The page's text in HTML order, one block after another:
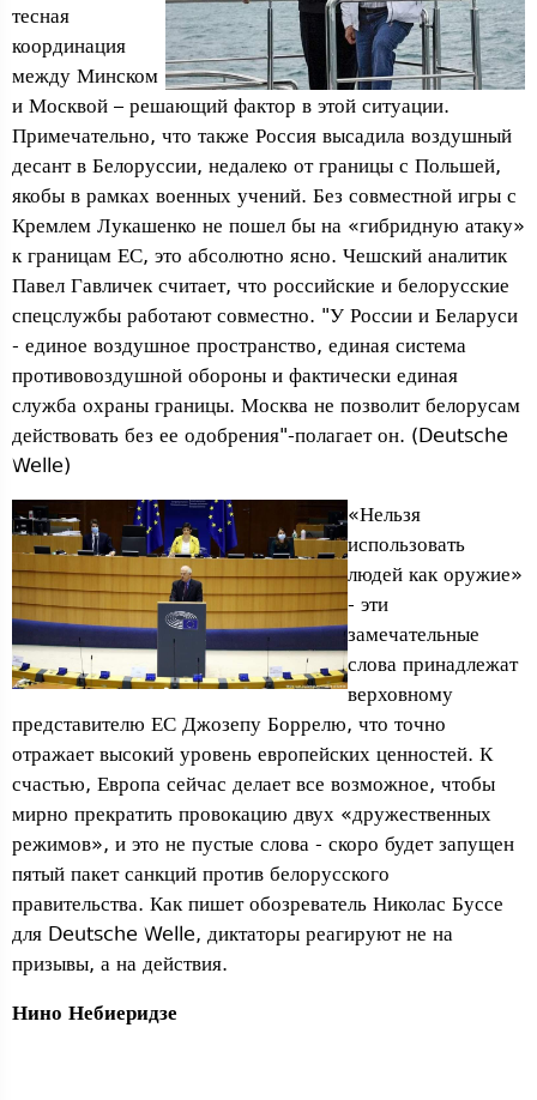
тесная
координация
между Минском
и Москвой – решающий фактор в этой ситуации.
Примечательно, что также Россия высадила воздушный
десант в Белоруссии, недалеко от границы с Польшей,
якобы в рамках военных учений. Без совместной игры с
Кремлем Лукашенко не пошел бы на «гибридную атаку»
к границам ЕС, это абсолютно ясно. Чешский аналитик
Павел Гавличек считает, что российские и белорусские
спецслужбы работают совместно. "У России и Беларуси
- единое воздушное пространство, единая система
противовоздушной обороны и фактически единая
служба охраны границы. Москва не позволит белорусам
действовать без ее одобрения"-полагает он. (Deutsche
Welle)
«Нельзя
использовать
людей как оружие»
- эти
замечательные
слова принадлежат
верховному
представителю ЕС Джозепу Боррелю, что точно
отражает высокий уровень европейских ценностей. К
счастью, Европа сейчас делает все возможное, чтобы
мирно прекратить провокацию двух «дружественных
режимов», и это не пустые слова - скоро будет запущен
пятый пакет санкций против белорусского
правительства. Как пишет обозреватель Николас Буссе
для Deutsche Welle, диктаторы реагируют не на
призывы, а на действия.
Нино Небиеридзе